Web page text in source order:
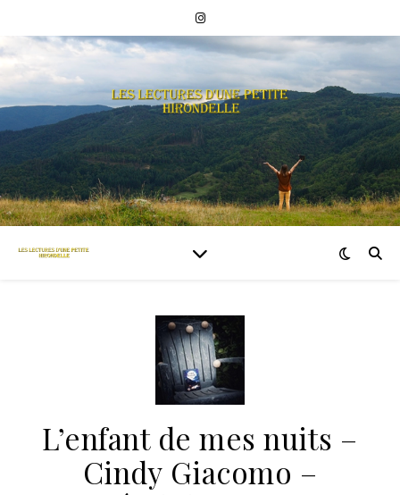
L’enfant de mes nuits –
Cindy Giacomo –